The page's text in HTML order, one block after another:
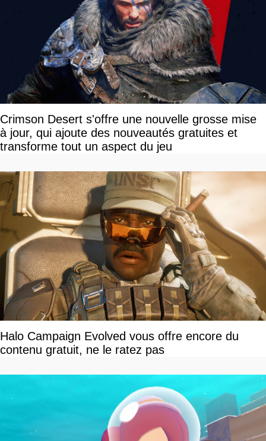
Crimson Desert s'offre une nouvelle grosse mise
à jour, qui ajoute des nouveautés gratuites et
transforme tout un aspect du jeu
Halo Campaign Evolved vous offre encore du
contenu gratuit, ne le ratez pas